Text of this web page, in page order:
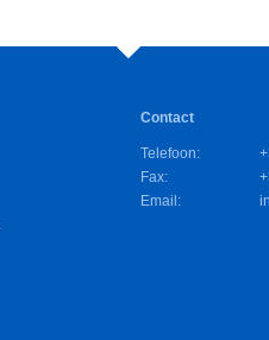
Contact
Telefoon:
Fax:
Email: